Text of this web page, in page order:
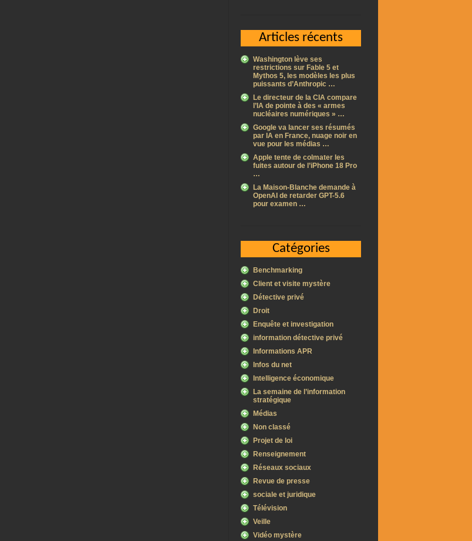
Articles récents
Washington lève ses
restrictions sur Fable 5 et
Mythos 5, les modèles les plus
puissants d’Anthropic …
Le directeur de la CIA compare
l’IA de pointe à des « armes
nucléaires numériques » …
Google va lancer ses résumés
par IA en France, nuage noir en
vue pour les médias …
Apple tente de colmater les
fuites autour de l’iPhone 18 Pro
…
La Maison-Blanche demande à
OpenAI de retarder GPT-5.6
pour examen …
Catégories
Benchmarking
Client et visite mystère
Détective privé
Droit
Enquête et investigation
information détective privé
Informations APR
Infos du net
Intelligence économique
La semaine de l’information
stratégique
Médias
Non classé
Projet de loi
Renseignement
Réseaux sociaux
Revue de presse
sociale et juridique
Télévision
Veille
Vidéo mystère